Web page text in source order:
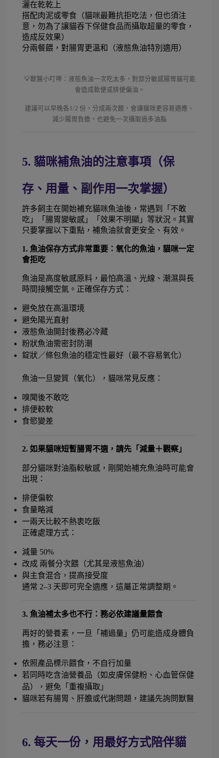
灑在乾乾上
搭配肉泥或零食（貓咪最難抗拒吃法，但也須注
意，勿為了讓貓吞下保健食品而攝取超量的零食，
造成反效果）
分兩餐餵，對腸胃更溫和（液態魚油特別適用）
💡獸醫小叮嚀：液態魚油一次吃太多，對部分敏感腸胃貓可能
會造成軟便或排便偏油。
建議可以早晚各1/2 份，分成兩次餵，會讓貓咪更容易適應、
減少腸胃負擔，也避免一次攝取過多油脂
5. 貓咪補魚油的注意事項（保
存、用量、副作用一次掌握）
許多飼主在開始補充貓咪魚油後，常遇到「不敢
吃」「腸胃變敏感」「效果不明顯」等狀況。其實
只要掌握以下重點，補魚油就會更安全、有效。
1. 魚油保存方式非常重要：氧化的魚油，貓咪一定
會拒吃
魚油是高度敏感原料，最怕高溫、光線、潮濕與長
時間接觸空氣。正確保存方式：
避免放在高溫環境
避免陽光直射
液態魚油開封後務必冷藏
粉狀魚油需密封防潮
錠狀／條包魚油的穩定性最好（最不容易氧化）
魚油一旦變質（氧化），貓咪常見反應：
嗅聞後不敢吃
排便較軟
食慾變差
2. 如果貓咪短暫腸胃不適，請先「減量＋觀察」
部分貓咪對油脂較敏感，剛開始補充魚油時可能會
出現：
排便偏軟
食量略減
一兩天比較不熱衷吃飯
正確處理方式：
減量 50%
改成 兩餐分次餵（尤其是液態魚油）
與主食混合，提高接受度
通常 2–3 天即可完全適應，這屬正常調整期。
3. 魚油補太多也不行：務必依建議量餵食
再好的營養素，一旦「補過量」仍可能造成身體負
擔，務必注意：
依照產品標示餵食，不自行加量
若同時吃含油營養品（如皮膚保健粉、心血管保健
品），避免「重複攝取」
貓咪若有腸胃、肝膽或代謝問題，建議先詢問獸醫
6. 每天一份，用最好方式陪伴貓